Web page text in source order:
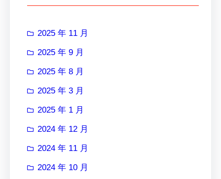
2025 年 11 月
2025 年 9 月
2025 年 8 月
2025 年 3 月
2025 年 1 月
2024 年 12 月
2024 年 11 月
2024 年 10 月